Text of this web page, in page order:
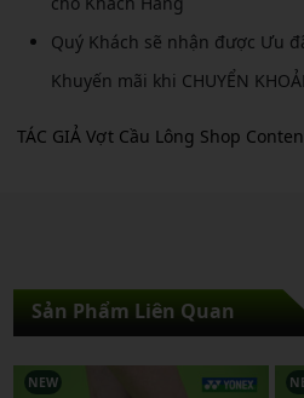
Quý Khách sẽ nhận được Ưu
Khuyến mãi khi CHUYỂN
TÁC GIẢ Vợt Cầu Lông Shop
Sản Phẩm Liên Quan
NEW